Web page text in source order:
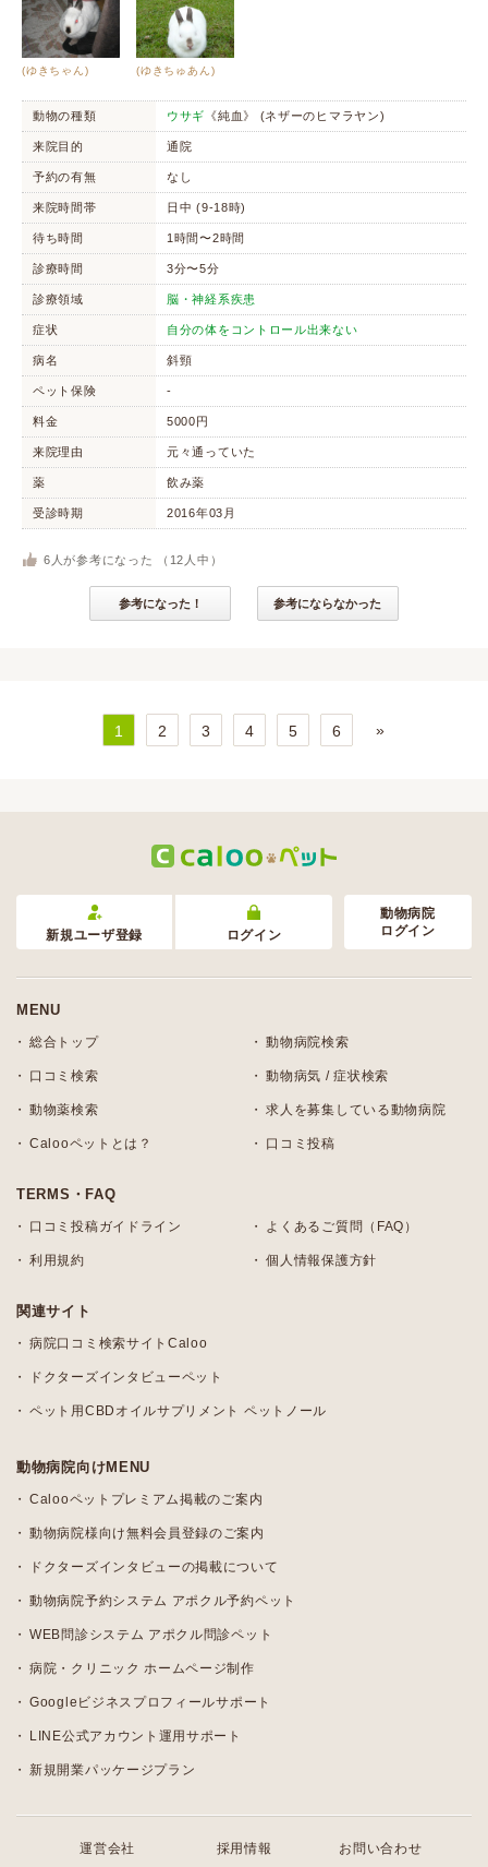
(ゆきちゃん) (ゆきちゅあん)
動物の種類 ウサギ 《純血》 (ネザーのヒマラヤン)
来院目的 通院
予約の有無 なし
来院時間帯 日中 (9-18時)
待ち時間 1時間〜2時間
診療時間 3分〜5分
診療領域 脳・神経系疾患
症状 自分の体をコントロール出来ない
病名 斜頸
ペット保険 -
料金 5000円
来院理由 元々通っていた
薬 飲み薬
受診時期 2016年03月
6 人が参考になった （ 12 人中）
参考になった！ 参考にならなかった
1 2 3 4 5 6 »
新規ユーザ登録 ログイン
動物病院
ログイン
MENU
総合トップ 動物病院検索
口コミ検索 動物病気 / 症状検索
動物薬検索 求人を募集している動物病院
Calooペットとは？ 口コミ投稿
TERMS・FAQ
口コミ投稿ガイドライン よくあるご質問（FAQ）
利用規約 個人情報保護方針
関連サイト
病院口コミ検索サイトCaloo
ドクターズインタビューペット
ペット用CBDオイルサプリメント ペットノール
動物病院向けMENU
Calooペットプレミアム掲載のご案内
動物病院様向け無料会員登録のご案内
ドクターズインタビューの掲載について
動物病院予約システム アポクル予約ペット
WEB問診システム アポクル問診ペット
病院・クリニック ホームページ制作
Googleビジネスプロフィールサポート
LINE公式アカウント運用サポート
新規開業パッケージプラン
運営会社 採用情報 お問い合わせ